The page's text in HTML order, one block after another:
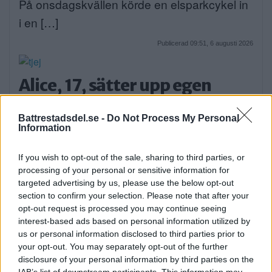
Battrestadsdel.se - Do Not Process My Personal
Information
If you wish to opt-out of the sale, sharing to third parties, or
processing of your personal or sensitive information for
targeted advertising by us, please use the below opt-out
section to confirm your selection. Please note that after your
opt-out request is processed you may continue seeing
interest-based ads based on personal information utilized by
us or personal information disclosed to third parties prior to
your opt-out. You may separately opt-out of the further
disclosure of your personal information by third parties on the
På onsdagskvällen körde en elsparkcykel in
i en […]
Publicerad 09:51, 6 augusti 2026
Alice, 17, sätter upp egen
utmaningarna
Annons:
Bilist körde på vuxen och barn
på cykel
På måndagskvällen blev två personer som